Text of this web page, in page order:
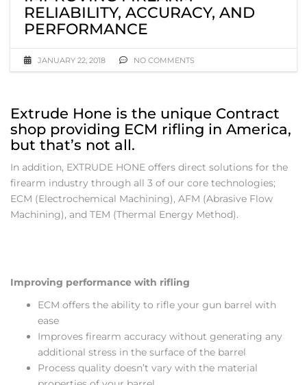
RELIABILITY, ACCURACY, AND
PERFORMANCE
JANUARY 22, 2018 NO COMMENTS
Extrude Hone is the unique Contract
shop providing ECM rifling in America,
but that’s not all.
In addition, EXTRUDE HONE offers direct solutions for the
firearm industry through all 3 of our core technologies;
ECM (Electrochemical Machining), AFM (Abrasive Flow
Machining), and TEM (Thermal Energy Method).
Improving performance with rifling
ECM offers the ability to rifle your gun barrel with
ease
Improves firearm accuracy without generating any
additional stress in the surface of the barrel
Process quality doesn’t vary with the material